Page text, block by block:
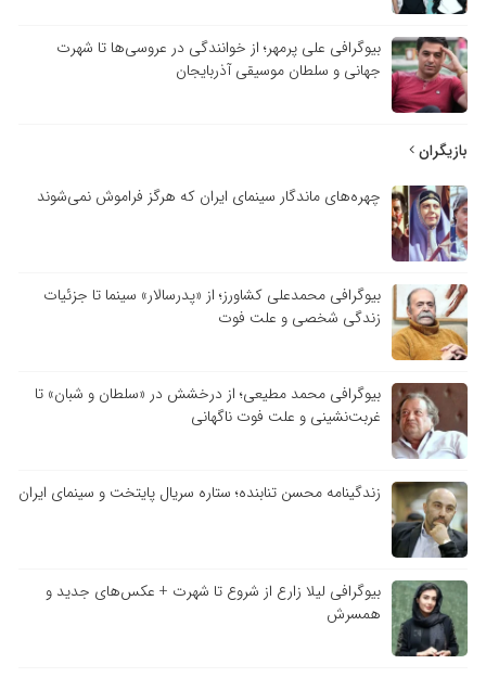
بیوگرافی علی پرمهر؛ از خوانندگی در عروسی‌ها تا شهرت
جهانی و سلطان موسیقی آذربایجان
بازیگران
چهره‌های ماندگار سینمای ایران که هرگز فراموش نمی‌شوند
بیوگرافی محمدعلی کشاورز؛ از «پدرسالار» سینما تا جزئیات
زندگی شخصی و علت فوت
بیوگرافی محمد مطیعی؛ از درخشش در «سلطان و شبان» تا
غربت‌نشینی و علت فوت ناگهانی
زندگینامه محسن تنابنده؛ ستاره سریال پایتخت و سینمای ایران
بیوگرافی لیلا زارع از شروع تا شهرت + عکس‌های جدید و
همسرش